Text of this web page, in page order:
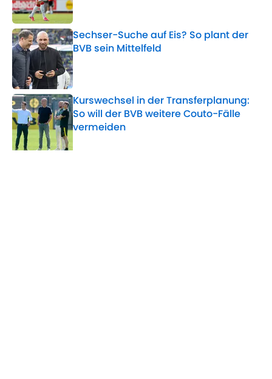
Sechser-Suche auf Eis? So plant der
BVB sein Mittelfeld
Published by on Invalid Date
Kurswechsel in der Transferplanung:
So will der BVB weitere Couto-Fälle
vermeiden